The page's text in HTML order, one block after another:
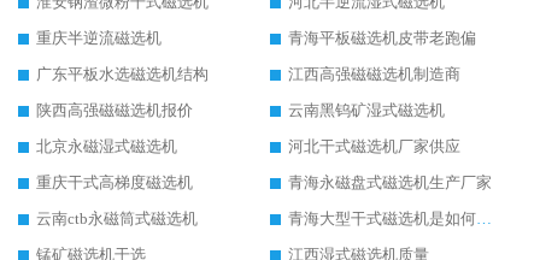
重庆半逆流磁选机
青海平板磁选机皮带老跑偏
广东平板水选磁选机结构
江西高强磁磁选机制造商
陕西高强磁磁选机报价
云南黑钨矿湿式磁选机
北京永磁湿式磁选机
河北干式磁选机厂家供应
重庆干式高梯度磁选机
青海永磁盘式磁选机生产厂家
云南ctb永磁筒式磁选机
青海大型干式磁选机是如何选矿的
锰矿磁选机干选
江西湿式磁选机质量